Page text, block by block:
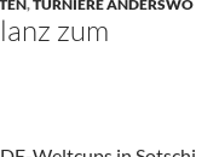
,TURNIERE ANDERSWO
zum